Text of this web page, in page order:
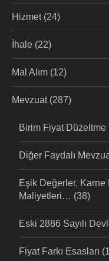
Hizmet(24)
İhale (22)
Mal Alım (12)
Mevzuat(287)
Birim Fiyat Düzeltme
Diğer Faydalı
Eşik Değerler, Karne
Maliyetleri… (38)
Eski 2886 Sayılı
Fiyat Farkı Esasları